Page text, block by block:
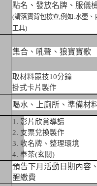
點名、發放名牌、服儀
(請落實背包檢查, 例如 :水壺、
工具)
集合、吼聲、狼寶寶歌
取材料競技10分鐘
掛式卡片製作
喝水、上廁所、準備材
1. 影片欣賞導讀
2. 支票兌換製作
3. 收名牌、整理環境
4. 奉茶(玄關)
預告下月活動日期內容
醒繳費